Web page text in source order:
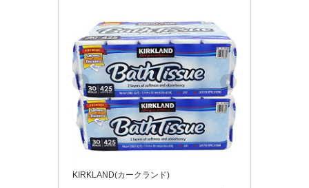
KIRKLAND(カークランド)